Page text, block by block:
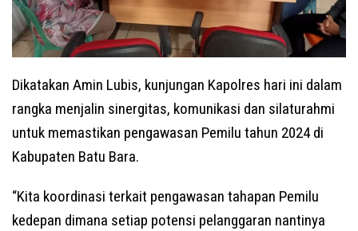
Dikatakan Amin Lubis, kunjungan Kapolres hari ini dalam
rangka menjalin sinergitas, komunikasi dan silaturahmi
untuk memastikan pengawasan Pemilu tahun 2024 di
Kabupaten Batu Bara.
“Kita koordinasi terkait pengawasan tahapan Pemilu
kedepan dimana setiap potensi pelanggaran nantinya